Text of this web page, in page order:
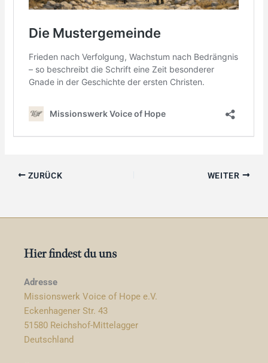
ZURÜCK WEITER
Hier findest du uns
Adresse
Missionswerk Voice of Hope e.V.
Eckenhagener Str. 43
51580 Reichshof-Mittelagger
Deutschland